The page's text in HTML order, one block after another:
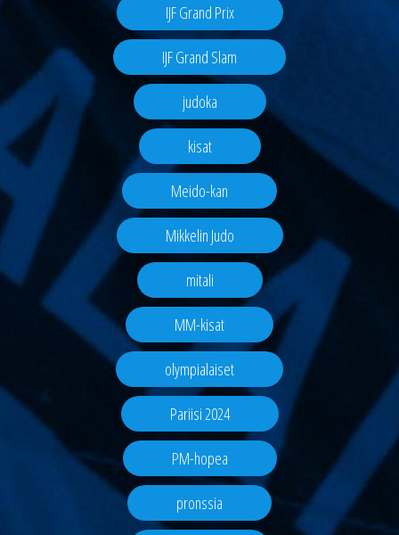
IJF Grand Prix
IJF Grand Slam
judoka
kisat
Meido-kan
Mikkelin Judo
mitali
MM-kisat
olympialaiset
Pariisi 2024
PM-hopea
pronssia